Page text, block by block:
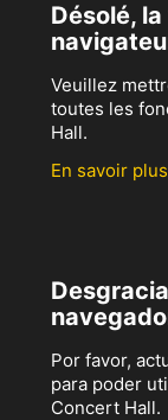
Désolé,
Veuillez
toutes les
Hall.
En savoir plus
Por favor,
para poder
Concert Hall.